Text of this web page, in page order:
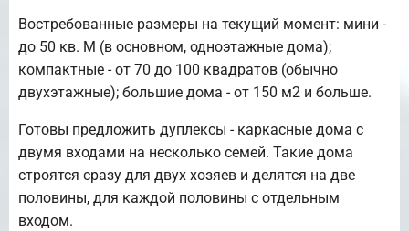
Востребованные размеры на текущий момент: мини -
до 50 кв. М (в основном, одноэтажные дома);
компактные - от 70 до 100 квадратов (обычно
двухэтажные); большие дома - от 150 м2 и больше.
Готовы предложить дуплексы - каркасные дома с
двумя входами на несколько семей. Такие дома
строятся сразу для двух хозяев и делятся на две
половины, для каждой половины с отдельным
входом.